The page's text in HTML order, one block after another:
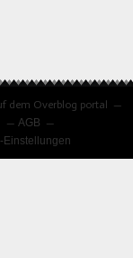
dem Overblog portal
AGB
Einstellungen